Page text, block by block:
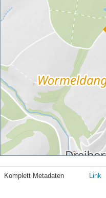
Komplett Metadaten Link